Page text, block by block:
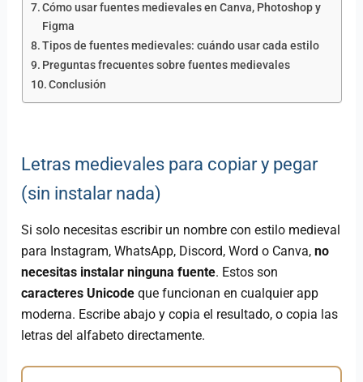
Cómo usar fuentes medievales en Canva, Photoshop y
Figma
Tipos de fuentes medievales: cuándo usar cada estilo
Preguntas frecuentes sobre fuentes medievales
Conclusión
Letras medievales para copiar y pegar
(sin instalar nada)
Si solo necesitas escribir un nombre con estilo medieval
para Instagram, WhatsApp, Discord, Word o Canva,no
necesitas instalar ninguna fuente. Estos son
caracteres Unicode que funcionan en cualquier app
moderna. Escribe abajo y copia el resultado, o copia las
letras del alfabeto directamente.